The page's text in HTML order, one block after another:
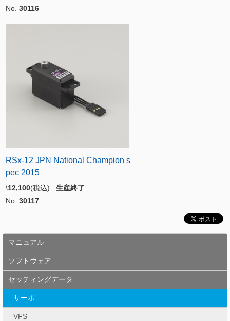
No. 30116
RSx-12 JPN National Champion s
pec 2015
\12,100(税込) 生産終了
No. 30117
マニュアル
ソフトウェア
セッティングデータ
サーボ
VFS